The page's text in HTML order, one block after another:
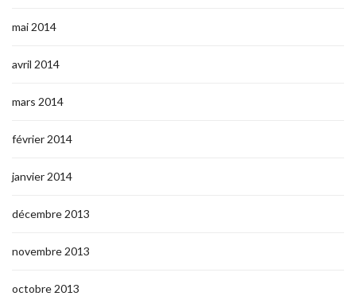
mai 2014
avril 2014
mars 2014
février 2014
janvier 2014
décembre 2013
novembre 2013
octobre 2013